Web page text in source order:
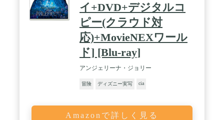
イ+DVD+デジタルコ
ピー(クラウド対
応)+MovieNEXワール
ド] [Blu-ray]
アンジェリーナ・ジョリー
冒険 ディズニー実写 cia
Amazonで詳しく見る